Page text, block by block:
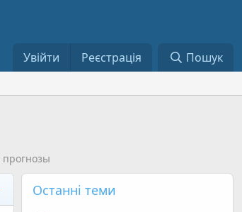
Увійти Реєстрація Пошук
Останні теми